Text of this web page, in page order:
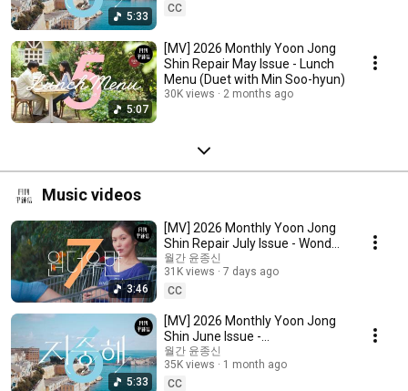
5:33
CC
5:07
[MV] 2026 Monthly Yoon Jong
Shin Repair May Issue - Lunch
Menu (Duet with Min Soo-hyun)
30K views 2 months ago
Music videos
3:46
[MV] 2026 Monthly Yoon Jong
Shin Repair July Issue - Wonder
Woman (with Minsu)
월간 윤종신
31K views
7 days ago
CC
5:33
[MV] 2026 Monthly Yoon Jong
Shin June Issue -
Mediterranean
월간 윤종신
35K views
1 month ago
CC